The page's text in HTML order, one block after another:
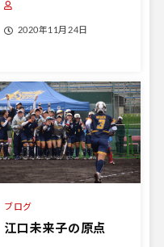
2020年11月24日
ブログ
江口未来子の原点